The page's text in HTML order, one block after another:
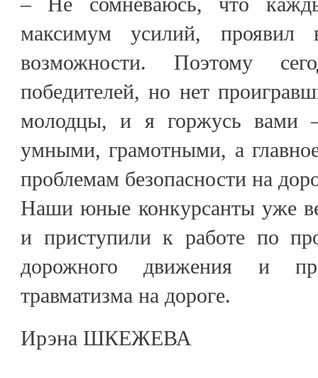
максимум усилий, проявил
возможности. Поэтому
победителей, но нет
молодцы, и я горжусь вами
умными, грамотными, а
проблемам безопасности на
Наши юные конкурсанты уже
и приступили к работе по
дорожного движения и
травматизма на дороге.
Ирэна ШКЕЖЕВА